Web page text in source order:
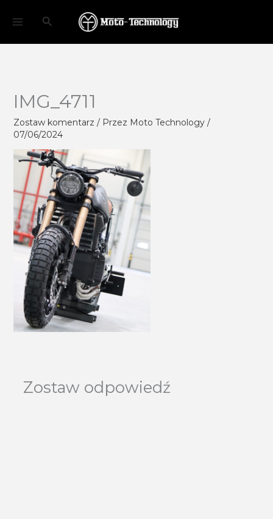
Szukaj
IMG_4711
Zostaw komentarz / Przez Moto Technology /
07/06/2024
Zostaw odpowiedź